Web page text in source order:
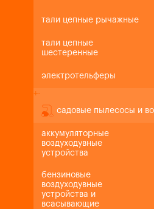
тали цепные рычажные
тали цепные
шестеренные
электротельферы
+-
садовые пылесосы и
аккумуляторные
воздуходувные
устройства
бензиновые
воздуходувные
устройства и
всасывающие